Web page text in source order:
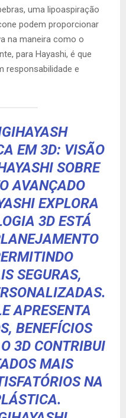
uma lipoaspiração
podem proporcionar
na maneira como o
para Hayashi, é que
responsabilidade e
EM 3D: VISÃO
SOBRE
AVANÇADO
EXPLORA
3D ESTÁ
SEGURAS,
APRESENTA
BENEFÍCIOS
3D CONTRIBUI
MAIS
NA